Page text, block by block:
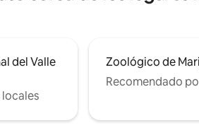
del Valle
Zoológico de
Recomendado